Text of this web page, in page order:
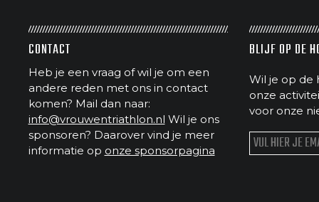
CONTACT
Heb je een vraag of wil je om een
andere reden met ons in contact
komen? Mail dan naar:
info@vrouwentriathlon.nl Wil je ons
sponsoren? Daarover vind je meer
informatie op onze sponsorpagina
BLIJF OP DE
Wil je op de
onze
voor onze